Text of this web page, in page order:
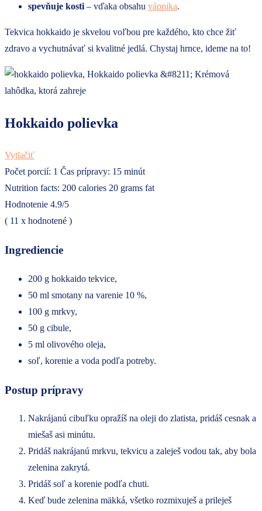
spevňuje kosti – vďaka obsahu vápnika.
Tekvica hokkaido je skvelou voľbou pre každého, kto chce žiť
zdravo a vychutnávať si kvalitné jedlá. Chystaj hrnce, ideme na to!
Hokkaido polievka
Vytlačiť
Počet porcií: 1 Čas prípravy: 15 minút
Nutrition facts: 200 calories 20 grams fat
Hodnotenie 4.9/5
( 11 x hodnotené )
Ingrediencie
200 g hokkaido tekvice,
50 ml smotany na varenie 10 %,
100 g mrkvy,
50 g cibule,
5 ml olivového oleja,
soľ, korenie a voda podľa potreby.
Postup prípravy
Nakrájanú cibuľku opražíš na oleji do zlatista, pridáš cesnak a
miešaš asi minútu.
Pridáš nakrájanú mrkvu, tekvicu a zaleješ vodou tak, aby bola
zelenina zakrytá.
Pridáš soľ a korenie podľa chuti.
Keď bude zelenina mäkká, všetko rozmixuješ a prileješ